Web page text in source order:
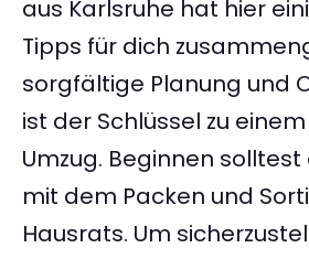
aus Karlsruhe hat hier
Tipps für dich
sorgfältige Planung und
ist der Schlüssel zu
Umzug. Beginnen solltest
mit dem Packen und
Hausrats. Um